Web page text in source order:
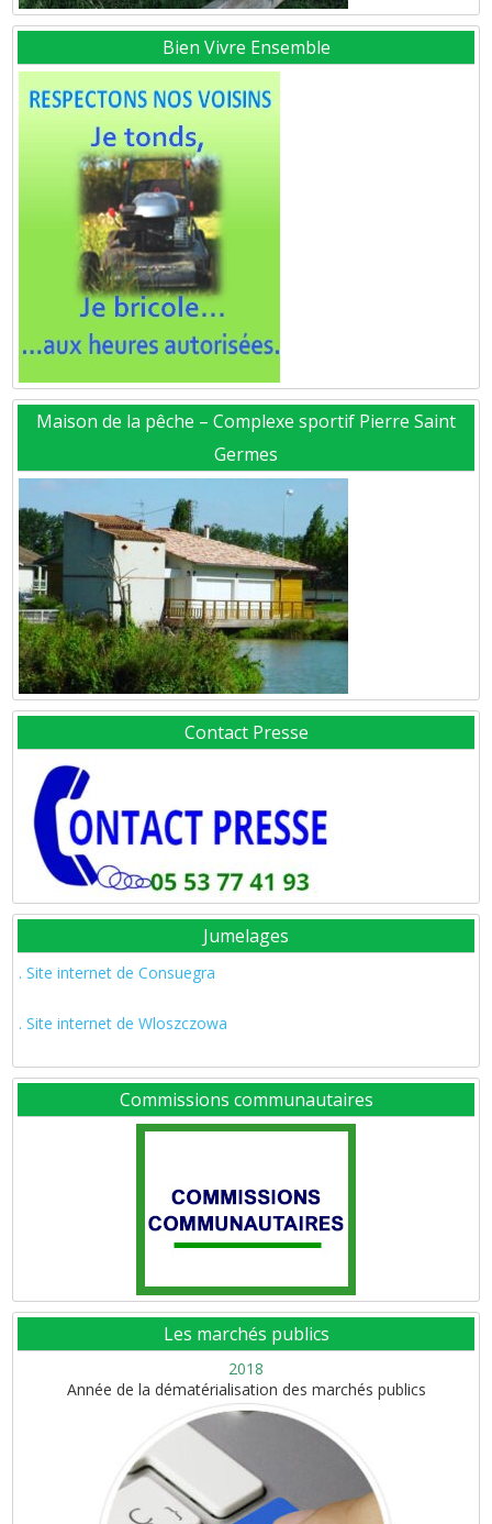
Bien Vivre Ensemble
Maison de la pêche – Complexe sportif Pierre Saint
Germes
Contact Presse
Jumelages
. Site internet de Consuegra
. Site internet de Wloszczowa
Commissions communautaires
Les marchés publics
2018
Année de la dématérialisation des marchés publics